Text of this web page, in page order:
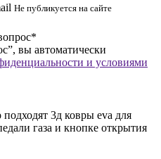
Не публикуется на сайте
вы автоматически
и условиями
3д ковры eva для
газа и кнопке открытия